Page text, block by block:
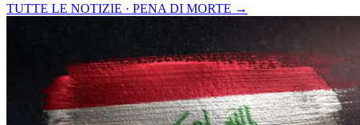
TUTTE LE NOTIZIE · PENA DI MORTE →